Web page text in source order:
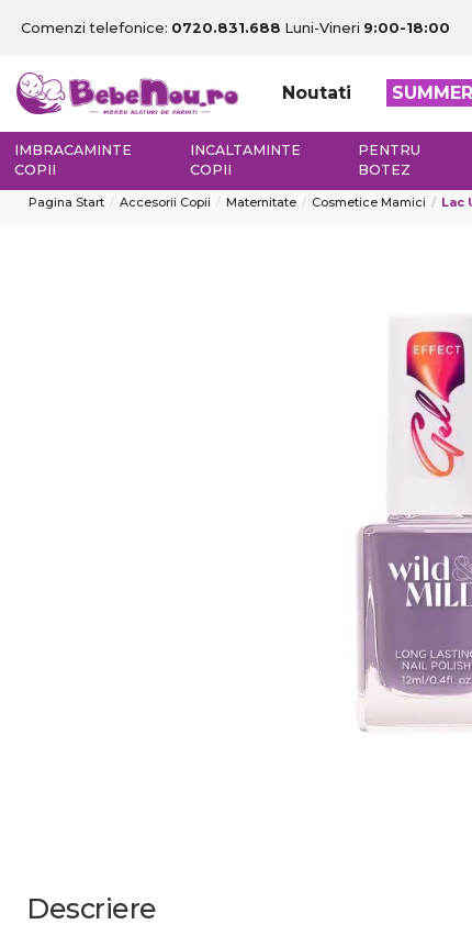
Comenzi telefonice: 0720.831.688 Luni-Vineri 9:00-18:00
Noutati
IMBRACAMINTE
COPII
INCALTAMINTE
COPII
PENTRU
BOTEZ
Pagina Start Accesorii Copii Maternitate Cosmetice Mamici Lac
Descriere